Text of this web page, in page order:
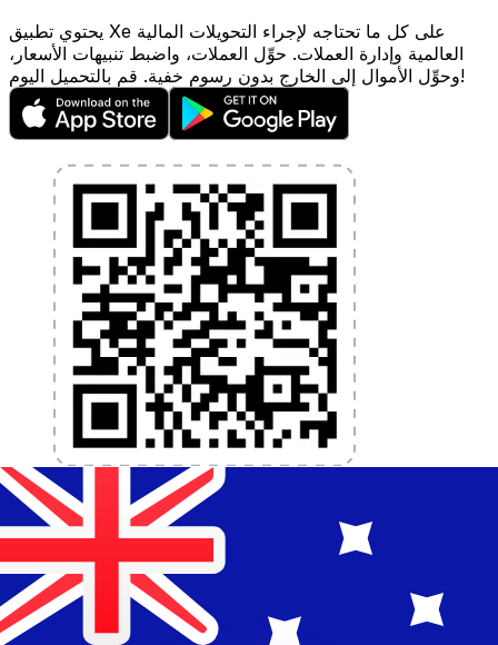
يحتوي تطبيق Xe على كل ما تحتاجه لإجراء التحويلات المالية
العالمية وإدارة العملات. حوِّل العملات، واضبط تنبيهات الأسعار،
وحوِّل الأموال إلى الخارج بدون رسوم خفية. قم بالتحميل اليوم!